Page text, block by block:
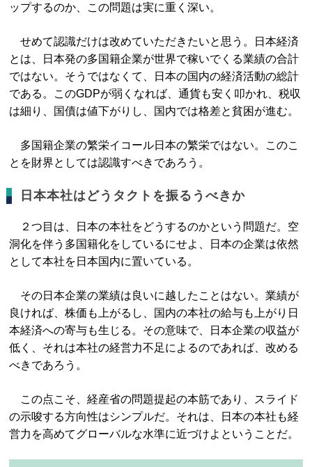
ップするのか、この問題は実に重く深い。
せめて認識だけは改めていただきたいと思う。日本経済
とは、日本発の多国籍企業が世界で稼いでくる業績の合計
ではない。そうではなくて、日本の国内の経済活動の総計
である。このGDPが弱くなれば、通貨も安く叩かれ、税収
は細り、国債は値下がりし、国内では格差と貧困が進む。
多国籍企業の繁栄イコール日本の繁栄ではない。このこ
とを財界としては認識すべきであろう。
日本本社はどうタクトを振るうべきか
２つ目は、日本の本社をどうするのかという問題だ。空
洞化を伴う多国籍化をしているにせよ、日本の企業は依然
として本社を日本国内に置いている。
その日本企業の業績は良いに越したことはない。業績が
良ければ、株価も上がるし、国内の本社の給与も上がり日
本経済への寄与も生じる。その意味で、日本企業の収益が
低く、それは本社の経営力不足によるのであれば、改める
べきであろう。
この点こそ、経産省の問題提起の本筋であり、スライド
の示唆する方向性はシンプルだ。それは、日本の本社も経
営力を高めてグローバルな水準に近づけよということだ。